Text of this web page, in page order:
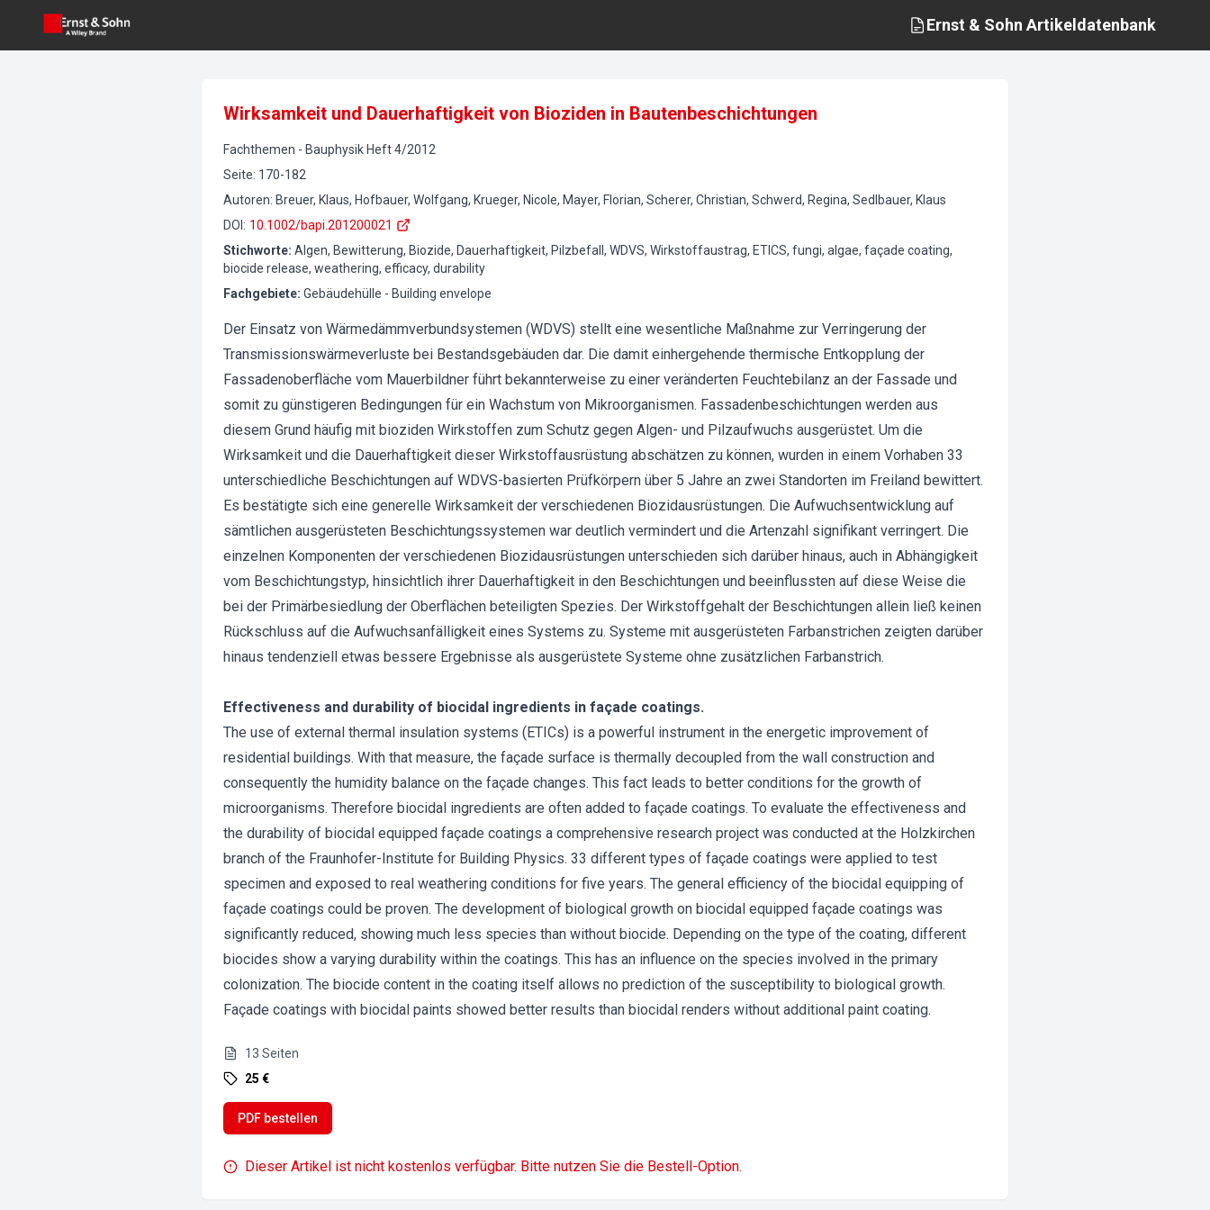
Ernst & Sohn Artikeldatenbank
Wirksamkeit und Dauerhaftigkeit von Bioziden in Bautenbeschichtungen
Fachthemen - Bauphysik Heft4/2012
Seite: 170-182
Autoren: Breuer, Klaus, Hofbauer, Wolfgang, Krueger, Nicole, Mayer, Florian, Scherer, Christian, Schwerd, Regina, Sedlbauer, Klaus
DOI : 10.1002/bapi.201200021
Stichworte: Algen, Bewitterung, Biozide, Dauerhaftigkeit, Pilzbefall, WDVS, Wirkstoffaustrag, ETICS, fungi, algae, façade coating,
biocide release, weathering, efficacy, durability
Fachgebiete: Gebäudehülle - Building envelope
Der Einsatz von Wärmedämmverbundsystemen (WDVS) stellt eine wesentliche Maßnahme zur Verringerung der
Transmissionswärmeverluste bei Bestandsgebäuden dar. Die damit einhergehende thermische Entkopplung der
Fassadenoberfläche vom Mauerbildner führt bekannterweise zu einer veränderten Feuchtebilanz an der Fassade und
somit zu günstigeren Bedingungen für ein Wachstum von Mikroorganismen. Fassadenbeschichtungen werden aus
diesem Grund häufig mit bioziden Wirkstoffen zum Schutz gegen Algen- und Pilzaufwuchs ausgerüstet. Um die
Wirksamkeit und die Dauerhaftigkeit dieser Wirkstoffausrüstung abschätzen zu können, wurden in einem Vorhaben 33
unterschiedliche Beschichtungen auf WDVS-basierten Prüfkörpern über 5 Jahre an zwei Standorten im Freiland bewittert.
Es bestätigte sich eine generelle Wirksamkeit der verschiedenen Biozidausrüstungen. Die Aufwuchsentwicklung auf
sämtlichen ausgerüsteten Beschichtungssystemen war deutlich vermindert und die Artenzahl signifikant verringert. Die
einzelnen Komponenten der verschiedenen Biozidausrüstungen unterschieden sich darüber hinaus, auch in Abhängigkeit
vom Beschichtungstyp, hinsichtlich ihrer Dauerhaftigkeit in den Beschichtungen und beeinflussten auf diese Weise die
bei der Primärbesiedlung der Oberflächen beteiligten Spezies. Der Wirkstoffgehalt der Beschichtungen allein ließ keinen
Rückschluss auf die Aufwuchsanfälligkeit eines Systems zu. Systeme mit ausgerüsteten Farbanstrichen zeigten darüber
hinaus tendenziell etwas bessere Ergebnisse als ausgerüstete Systeme ohne zusätzlichen Farbanstrich.
Effectiveness and durability of biocidal ingredients in façade coatings.
The use of external thermal insulation systems (ETICs) is a powerful instrument in the energetic improvement of
residential buildings. With that measure, the façade surface is thermally decoupled from the wall construction and
consequently the humidity balance on the façade changes. This fact leads to better conditions for the growth of
microorganisms. Therefore biocidal ingredients are often added to façade coatings. To evaluate the effectiveness and
the durability of biocidal equipped façade coatings a comprehensive research project was conducted at the Holzkirchen
branch of the Fraunhofer-Institute for Building Physics. 33 different types of façade coatings were applied to test
specimen and exposed to real weathering conditions for five years. The general efficiency of the biocidal equipping of
façade coatings could be proven. The development of biological growth on biocidal equipped façade coatings was
significantly reduced, showing much less species than without biocide. Depending on the type of the coating, different
biocides show a varying durability within the coatings. This has an influence on the species involved in the primary
colonization. The biocide content in the coating itself allows no prediction of the susceptibility to biological growth.
Façade coatings with biocidal paints showed better results than biocidal renders without additional paint coating.
13 Seiten
25 €
PDF bestellen
Dieser Artikel ist nicht kostenlos verfügbar. Bitte nutzen Sie die Bestell-Option.